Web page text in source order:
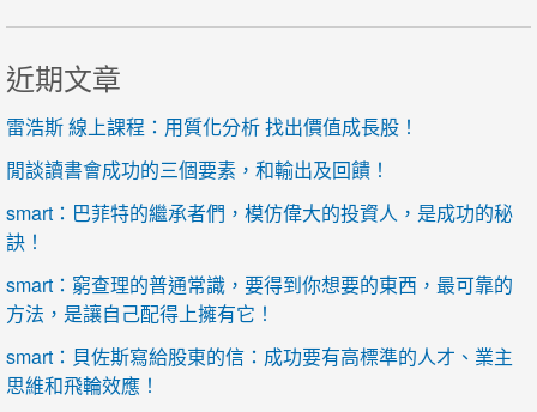
近期文章
雷浩斯 線上課程：用質化分析 找出價值成長股！
閒談讀書會成功的三個要素，和輸出及回饋！
smart：巴菲特的繼承者們，模仿偉大的投資人，是成功的秘
訣！
smart：窮查理的普通常識，要得到你想要的東西，最可靠的
方法，是讓自己配得上擁有它！
smart：貝佐斯寫給股東的信：成功要有高標準的人才、業主
思維和飛輪效應！